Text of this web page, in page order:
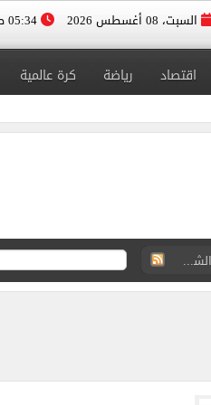
السبت، 08 أغسطس 2026
اقتصاد رياضة كرة عالمية